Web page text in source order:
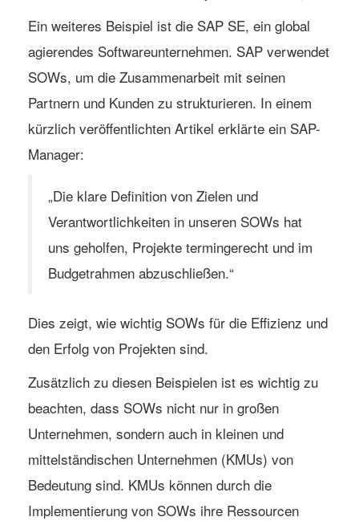
Ein weiteres Beispiel ist die SAP SE, ein global
agierendes Softwareunternehmen. SAP verwendet
SOWs, um die Zusammenarbeit mit seinen
Partnern und Kunden zu strukturieren. In einem
kürzlich veröffentlichten Artikel erklärte ein SAP-
Manager:
„Die klare Definition von Zielen und
Verantwortlichkeiten in unseren SOWs hat
uns geholfen, Projekte termingerecht und im
Budgetrahmen abzuschließen.“
Dies zeigt, wie wichtig SOWs für die Effizienz und
den Erfolg von Projekten sind.
Zusätzlich zu diesen Beispielen ist es wichtig zu
beachten, dass SOWs nicht nur in großen
Unternehmen, sondern auch in kleinen und
mittelständischen Unternehmen (KMUs) von
Bedeutung sind. KMUs können durch die
Implementierung von SOWs ihre Ressourcen